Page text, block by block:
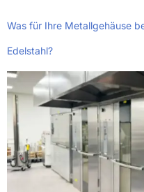
Was für Ihre Metallgehäuse
Edelstahl?